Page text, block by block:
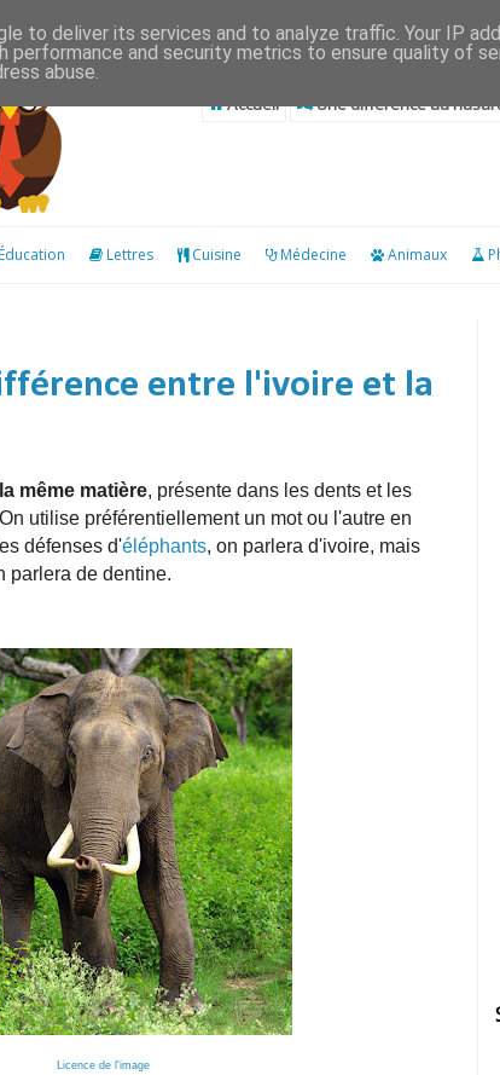
Accueil Une différence au
Éducation Lettres Cuisine Médecine Animaux
entre l'ivoire et la
même matière, présente dans les dents et les
utilise préférentiellement un mot ou l'autre en
défenses d'éléphants, on parlera d'ivoire, mais
parlera de dentine.
Licence de l'image
to deliver its services and to analyze traffic. Your IP
performance and security metrics to ensure quality of
abuse.